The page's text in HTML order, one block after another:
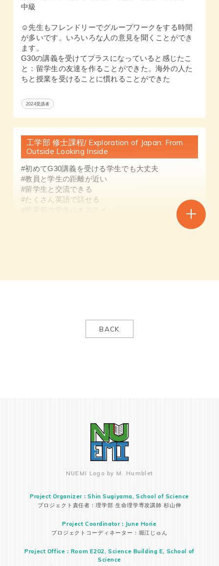
中級
☺️先生もフレンドリーでグループワークをする時間
が多いです。いろいろな人の意見を聞くことができ
ます。
G30の講義を受けてプラスになっていると感じたこ
と：留学生の友達を作ることができた。海外の人た
ちと授業を受けることに慣れることができた
2024受講者
工学部 修士課程/ Exploration of Japan: From
Outside Looking Inside
#初めてG30講義を受ける学生でも大丈夫
#教員と学生の距離が近い
#留学生と交流できる
#たくさん英語で話せる
6.7割が留学生で、会話することが多い授業だったの
チューター指導：毎回の講義の復習、プレゼンテー
ションの準備(役にたつ発表方法の紹介やグループ内
Outside Looking Inside, Hitomi Takaki
チューター指導：最終レポートの補助、授業内容の
復習。 チューターの国のことについて理解が深ま
った。教育学を自分は専攻しているが、モンゴルの
教育について聞いたり、日本の教育に対して思って
2025受講者
Outside Looking Inside, Hitomi Takaki
BACK
NUEMI Logo by M. Humblet
Project Organizer：Shin Sugiyama, School of Science
プロジェクト責任者：理学部 生命理学専攻講師 杉山伸
Project Coordinator：June Horie
プロジェクトコーディネーター：堀江じゅん
Project Office：Room E202, Science Building E, School of
Science